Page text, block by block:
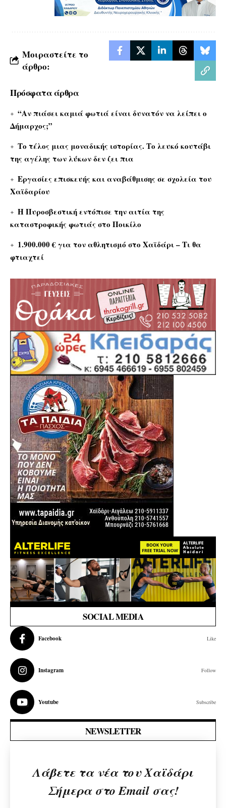
Μοιραστείτε το
άρθρο:
Πρόσφατα άρθρα
“Αν πιάσει καμιά φωτιά είναι δυνατόν να λείπει ο
Δήμαρχος;”
Το τέλος μιας μοναδικής ιστορίας. Το λευκό κουτάβι
της αγέλης των λύκων δεν ζει πια
Εργασίες επισκευής και αναβάθμισης σε σχολεία του
Χαϊδαρίου
Η Πυροσβεστική εντόπισε την αιτία της
καταστροφικής φωτιάς στο Ποικίλο
1.900.000 € για τον αθλητισμό στο Χαϊδάρι – Τι θα
φτιαχτεί
SOCIAL MEDIA
Facebook Like
Instagram Follow
Youtube Subscribe
NEWSLETTER
Λάβετε τα νέα του Χαϊδάρι
Σήμερα στο Email σας!